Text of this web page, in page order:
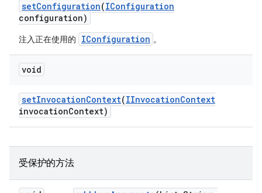
setConfiguration(IConfiguration
configuration)
注入正在使用的 IConfiguration 。
void
setInvocationContext(IInvocationContext
invocationContext)
受保护的方法